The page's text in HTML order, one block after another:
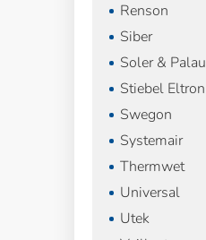
Renson
Siber
Soler & Palau
Stiebel Eltron
Swegon
Systemair
Thermwet
Universal
Utek